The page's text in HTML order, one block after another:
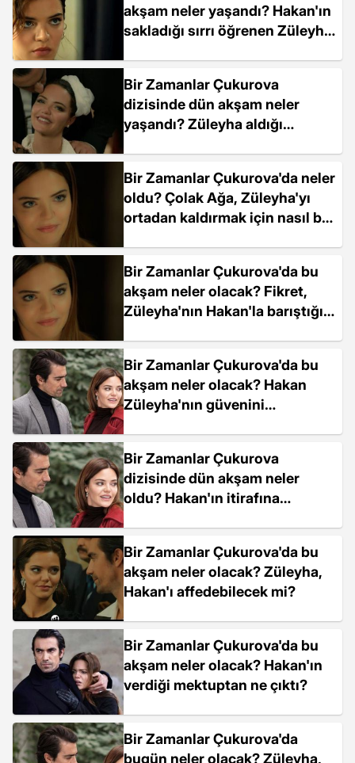
akşam neler yaşandı? Hakan'ın
sakladığı sırrı öğrenen Züleyha
Bir Zamanlar Çukurova
dizisinde dün akşam neler
yaşandı? Züleyha aldığı
Bir Zamanlar Çukurova'da neler
oldu? Çolak Ağa, Züleyha'yı
ortadan kaldırmak için nasıl bir
Bir Zamanlar Çukurova'da bu
akşam neler olacak? Fikret,
Züleyha'nın Hakan'la barıştığını
Bir Zamanlar Çukurova'da bu
akşam neler olacak? Hakan
Züleyha'nın güvenini
Bir Zamanlar Çukurova
dizisinde dün akşam neler
oldu? Hakan'ın itirafına
Bir Zamanlar Çukurova'da bu
akşam neler olacak? Züleyha,
Hakan'ı affedebilecek mi?
Bir Zamanlar Çukurova'da bu
akşam neler olacak? Hakan'ın
verdiği mektuptan ne çıktı?
Bir Zamanlar Çukurova'da
bugün neler olacak? Züleyha,